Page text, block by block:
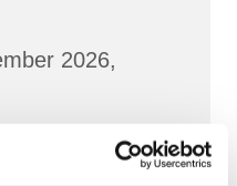
2026,